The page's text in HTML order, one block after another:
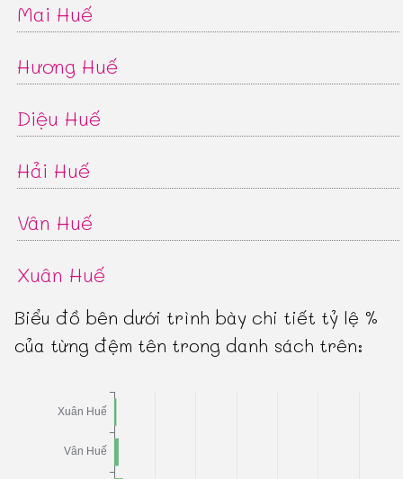
Mai Huế
Hương Huế
Diệu Huế
Hải Huế
Vân Huế
Xuân Huế
Biểu đồ bên dưới trình bày chi tiết tỷ lệ %
của từng đệm tên trong danh sách trên: